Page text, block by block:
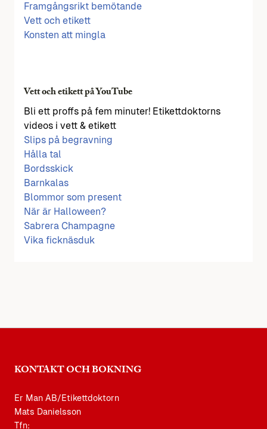
Framgångsrikt bemötande
Vett och etikett
Konsten att mingla
Vett och etikett på YouTube
Bli ett proffs på fem minuter! Etikettdoktorns
videos i vett & etikett
Slips på begravning
Hålla tal
Bordsskick
Barnkalas
Blommor som present
När är Halloween?
Sabrera Champagne
Vika ficknäsduk
KONTAKT OCH BOKNING
Er Man AB/Etikettdoktorn
Mats Danielsson
Tfn: